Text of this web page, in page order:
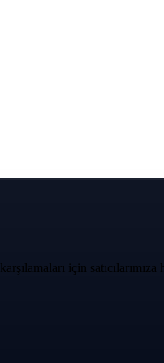
için satıcılarımıza